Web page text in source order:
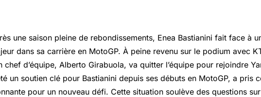
une saison pleine de rebondissements, Enea Bastianini fait face à
dans sa carrière en MotoGP. À peine revenu sur le podium avec
chef d’équipe, Alberto Girabuola, va quitter l’équipe pour rejoindre
un soutien clé pour Bastianini depuis ses débuts en MotoGP, a pris
pour un nouveau défi. Cette situation soulève des questions sur